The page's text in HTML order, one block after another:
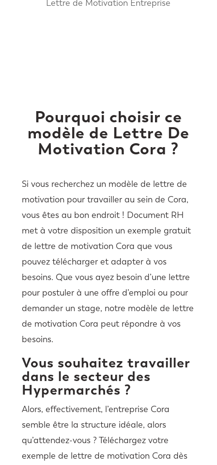
Lettre de Motivation Entreprise
Pourquoi choisir ce
modèle de Lettre De
Motivation Cora ?
Si vous recherchez un modèle de lettre de
motivation pour travailler au sein de Cora,
vous êtes au bon endroit ! Document RH
met à votre disposition un exemple gratuit
de lettre de motivation Cora que vous
pouvez télécharger et adapter à vos
besoins. Que vous ayez besoin d’une lettre
pour postuler à une offre d’emploi ou pour
demander un stage, notre modèle de lettre
de motivation Cora peut répondre à vos
besoins.
Vous souhaitez travailler
dans le secteur des
Hypermarchés ?
Alors, effectivement, l’entreprise Cora
semble être la structure idéale, alors
qu’attendez-vous ? Téléchargez votre
exemple de lettre de motivation Cora dès